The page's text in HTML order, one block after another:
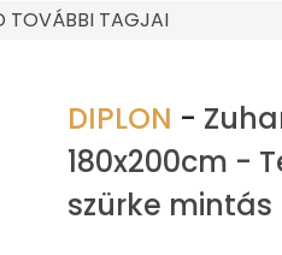
TOVÁBBI TAGJAI
DIPLON -
180x200cm -
szürke mintás